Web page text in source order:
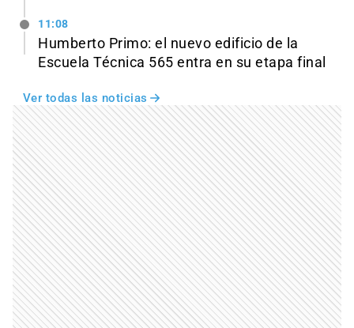
11:08
Humberto Primo: el nuevo edificio de la
Escuela Técnica 565 entra en su etapa final
Ver todas las noticias